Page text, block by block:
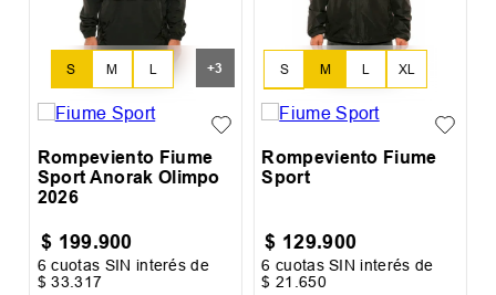
S L
M +3
Rompeviento Fiume
Sport Anorak Olimpo
2026
$ 199.900
6 cuotas SIN interés de
$ 33.317
S L
M XL
XXL
Rompeviento Fiume
Sport
$ 129.900
6 cuotas SIN interés de
$ 21 650